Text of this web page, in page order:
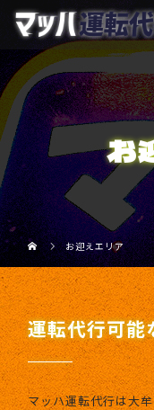
お
お迎えエリア
運転代行可能
マッハ運転代行は大